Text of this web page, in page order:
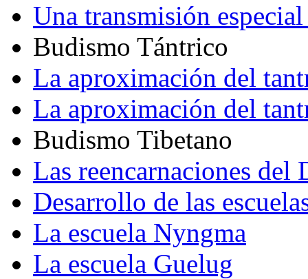
Una transmisión
Budismo Tántrico
La aproximación del
La aproximación del
Budismo Tibetano
Las reencarnaciones del
Desarrollo de las
La escuela Nyngma
La escuela Guelug